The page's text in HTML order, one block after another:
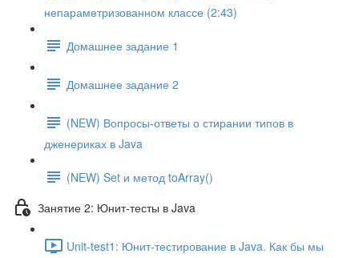
непараметризованном классе (2:43)
Домашнее задание 1
Домашнее задание 2
(NEW) Вопросы-ответы о стирании типов в
дженериках в Java
(NEW) Set и метод toArray()
Занятие 2: Юнит-тесты в Java
Unit-test1: Юнит-тестирование в Java. Как бы мы